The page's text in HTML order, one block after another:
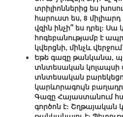
տրիլիոններից ես
հարուստ ես, 8
վզին ինչի՞ ես դրել: Սա
հոգեբանությամբ է
կվերցնի, մինչև
Եթե գազը թանկանա,
տնտեսական կոլապսի
տնտեսական
կարևորագույն
Գազը Հայաստանում
գործոն է: Շղթայական